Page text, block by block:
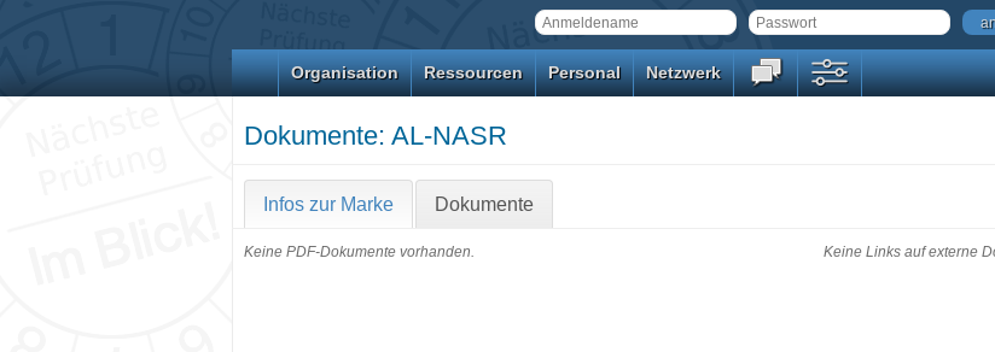
Organisation Ressourcen Personal Netzwerk
Dokumente: AL-NASR
Infos zur Marke Dokumente
Keine PDF-Dokumente vorhanden. Keine Links auf externe